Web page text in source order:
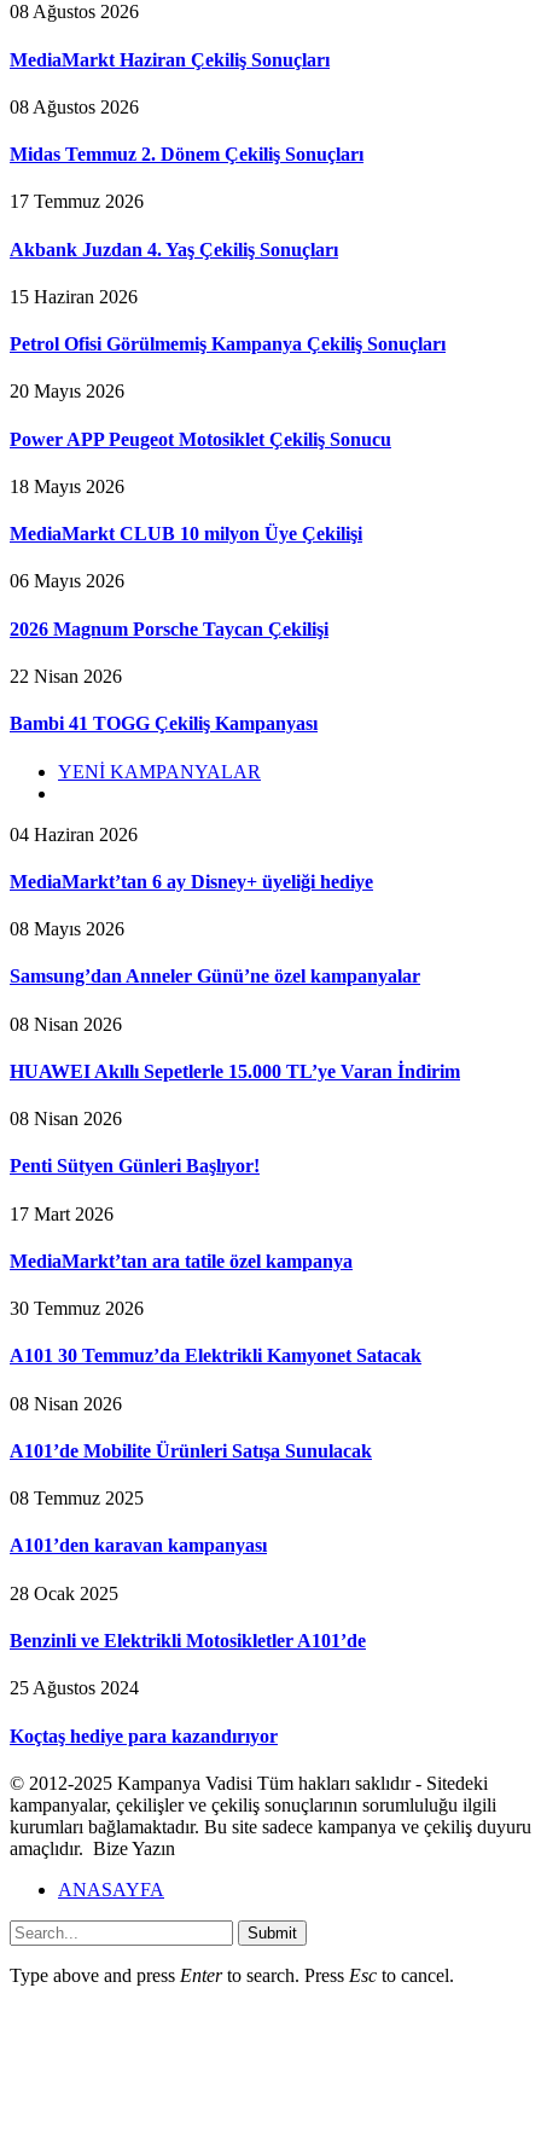
08 Ağustos 2026
MediaMarkt Haziran Çekiliş Sonuçları
08 Ağustos 2026
Midas Temmuz 2. Dönem Çekiliş Sonuçları
17 Temmuz 2026
Akbank Juzdan 4. Yaş Çekiliş Sonuçları
15 Haziran 2026
Petrol Ofisi Görülmemiş Kampanya Çekiliş Sonuçları
20 Mayıs 2026
Power APP Peugeot Motosiklet Çekiliş Sonucu
18 Mayıs 2026
MediaMarkt CLUB 10 milyon Üye Çekilişi
06 Mayıs 2026
2026 Magnum Porsche Taycan Çekilişi
22 Nisan 2026
Bambi 41 TOGG Çekiliş Kampanyası
YENİ KAMPANYALAR
04 Haziran 2026
MediaMarkt’tan 6 ay Disney+ üyeliği hediye
08 Mayıs 2026
Samsung’dan Anneler Günü’ne özel kampanyalar
08 Nisan 2026
HUAWEI Akıllı Sepetlerle 15.000 TL’ye Varan İndirim
08 Nisan 2026
Penti Sütyen Günleri Başlıyor!
17 Mart 2026
MediaMarkt’tan ara tatile özel kampanya
30 Temmuz 2026
A101 30 Temmuz’da Elektrikli Kamyonet Satacak
08 Nisan 2026
A101’de Mobilite Ürünleri Satışa Sunulacak
08 Temmuz 2025
A101’den karavan kampanyası
28 Ocak 2025
Benzinli ve Elektrikli Motosikletler A101’de
25 Ağustos 2024
Koçtaş hediye para kazandırıyor
© 2012-2025 Kampanya Vadisi Tüm hakları saklıdır - Sitedeki
kampanyalar, çekilişler ve çekiliş sonuçlarının sorumluluğu ilgili
kurumları bağlamaktadır. Bu site sadece kampanya ve çekiliş duyuru
amaçlıdır. Bize Yazın
ANASAYFA
Submit
Type above and press Enterto search. Press Esc to cancel.